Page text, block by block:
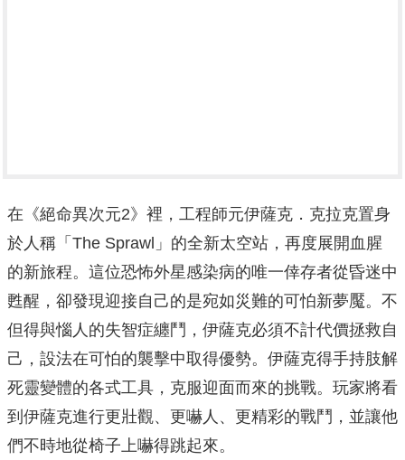
在《絕命異次元2》裡，工程師元伊薩克．克拉克置身
於人稱「The Sprawl」的全新太空站，再度展開血腥
的新旅程。這位恐怖外星感染病的唯一倖存者從昏迷中
甦醒，卻發現迎接自己的是宛如災難的可怕新夢魘。不
但得與惱人的失智症纏鬥，伊薩克必須不計代價拯救自
己，設法在可怕的襲擊中取得優勢。伊薩克得手持肢解
死靈變體的各式工具，克服迎面而來的挑戰。玩家將看
到伊薩克進行更壯觀、更嚇人、更精彩的戰鬥，並讓他
們不時地從椅子上嚇得跳起來。